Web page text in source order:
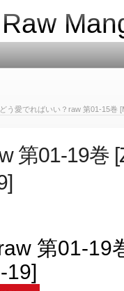
う愛でればいい？raw 第01-15巻
第01-19巻
第01-19
19]